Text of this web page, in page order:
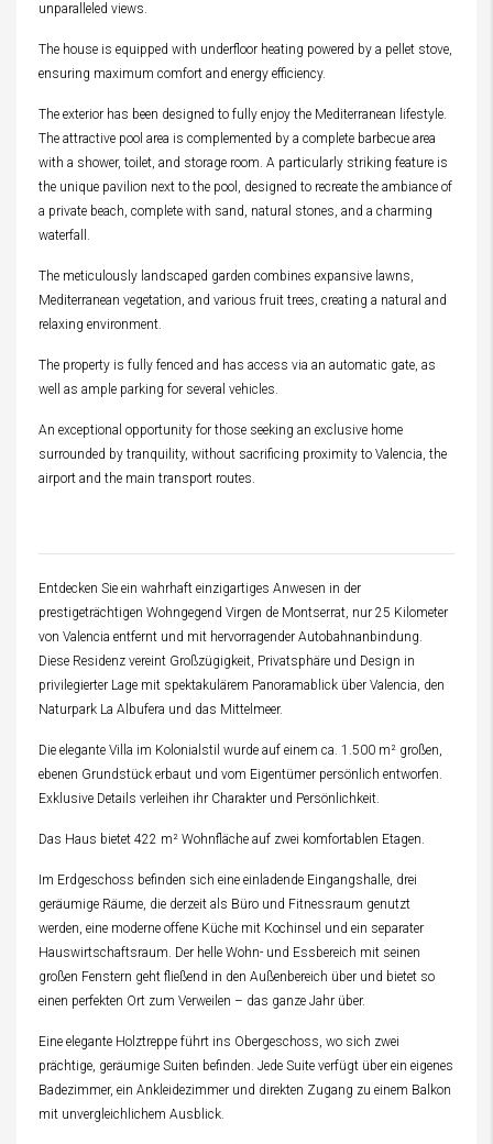
unparalleled views.
The house is equipped with underfloor heating powered by a pellet stove,
ensuring maximum comfort and energy efficiency.
The exterior has been designed to fully enjoy the Mediterranean lifestyle.
The attractive pool area is complemented by a complete barbecue area
with a shower, toilet, and storage room. A particularly striking feature is
the unique pavilion next to the pool, designed to recreate the ambiance of
a private beach, complete with sand, natural stones, and a charming
waterfall.
The meticulously landscaped garden combines expansive lawns,
Mediterranean vegetation, and various fruit trees, creating a natural and
relaxing environment.
The property is fully fenced and has access via an automatic gate, as
well as ample parking for several vehicles.
An exceptional opportunity for those seeking an exclusive home
surrounded by tranquility, without sacrificing proximity to Valencia, the
airport and the main transport routes.
Entdecken Sie ein wahrhaft einzigartiges Anwesen in der
prestigeträchtigen Wohngegend Virgen de Montserrat, nur 25 Kilometer
von Valencia entfernt und mit hervorragender Autobahnanbindung.
Diese Residenz vereint Großzügigkeit, Privatsphäre und Design in
privilegierter Lage mit spektakulärem Panoramablick über Valencia, den
Naturpark La Albufera und das Mittelmeer.
Die elegante Villa im Kolonialstil wurde auf einem ca. 1.500 m² großen,
ebenen Grundstück erbaut und vom Eigentümer persönlich entworfen.
Exklusive Details verleihen ihr Charakter und Persönlichkeit.
Das Haus bietet 422 m² Wohnfläche auf zwei komfortablen Etagen.
Im Erdgeschoss befinden sich eine einladende Eingangshalle, drei
geräumige Räume, die derzeit als Büro und Fitnessraum genutzt
werden, eine moderne offene Küche mit Kochinsel und ein separater
Hauswirtschaftsraum. Der helle Wohn- und Essbereich mit seinen
großen Fenstern geht fließend in den Außenbereich über und bietet so
einen perfekten Ort zum Verweilen – das ganze Jahr über.
Eine elegante Holztreppe führt ins Obergeschoss, wo sich zwei
prächtige, geräumige Suiten befinden. Jede Suite verfügt über ein eigenes
Badezimmer, ein Ankleidezimmer und direkten Zugang zu einem Balkon
mit unvergleichlichem Ausblick.